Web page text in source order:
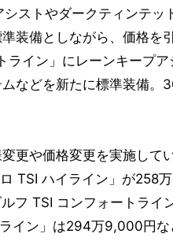
ストやダークティンテッ
装備としながら、価格を
ライン」にレーンキープ
などを新たに標準装備。
更や価格変更を実施して
TSI ハイライン」が258
フ TSI コンフォートライ
イン」は294万9,000円